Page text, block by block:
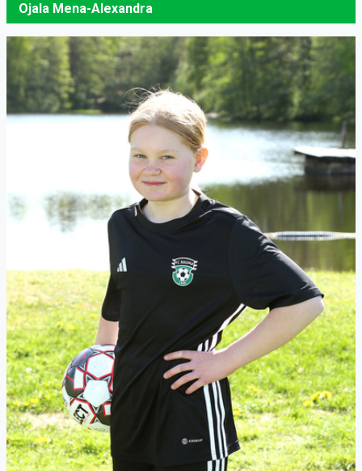
Ojala Mena-Alexandra